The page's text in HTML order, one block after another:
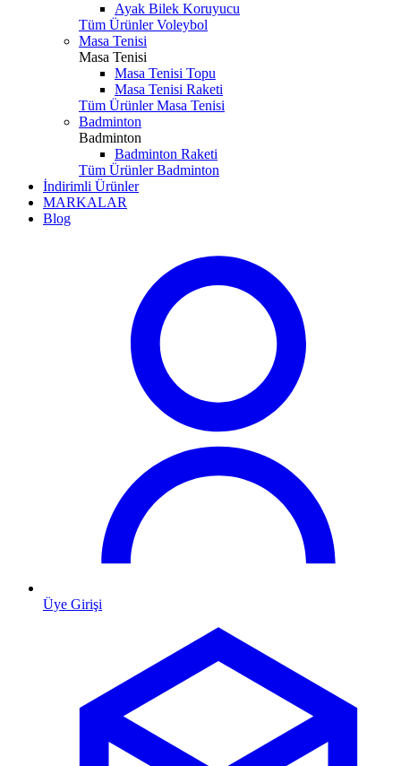
Ayak Bilek Koruyucu
Tüm Ürünler Voleybol
Masa Tenisi
Masa Tenisi
Masa Tenisi Topu
Masa Tenisi Raketi
Tüm Ürünler Masa Tenisi
Badminton
Badminton
Badminton Raketi
Tüm Ürünler Badminton
İndirimli Ürünler
MARKALAR
Blog
Üye Girişi